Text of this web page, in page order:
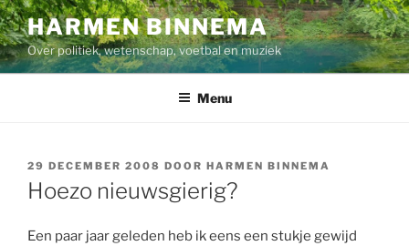
Ga
naar
de
inhoud
HARMEN BINNEMA
Over politiek, wetenschap, voetbal en muziek
Menu
GEPLAATST
OP
29 DECEMBER 2008 DOOR HARMEN BINNEMA
Hoezo nieuwsgierig?
Een paar jaar geleden heb ik eens een stukje gewijd